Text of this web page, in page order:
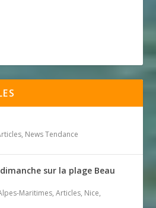
, News Tendance
sur la plage Beau
Maritimes,Articles, Nice,